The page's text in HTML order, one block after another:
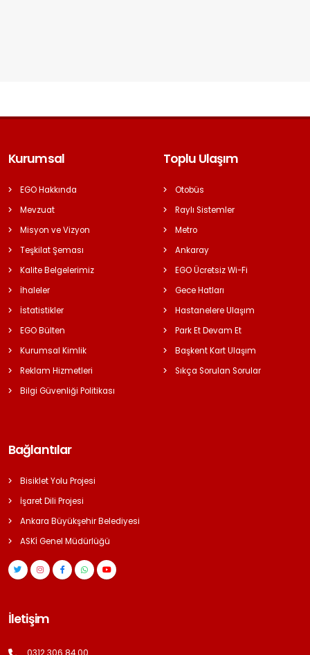
Kurumsal
EGO Hakkında
Mevzuat
Misyon ve Vizyon
Teşkilat Şeması
Kalite Belgelerimiz
İhaleler
İstatistikler
EGO Bülten
Kurumsal Kimlik
Reklam Hizmetleri
Bilgi Güvenliği Politikası
Toplu Ulaşım
Otobüs
Raylı Sistemler
Metro
Ankaray
EGO Ücretsiz Wi-Fi
Gece Hatları
Hastanelere Ulaşım
Park Et Devam Et
Başkent Kart Ulaşım
Sıkça Sorulan Sorular
Bağlantılar
Bisiklet Yolu Projesi
İşaret Dili Projesi
Ankara Büyükşehir Belediyesi
ASKİ Genel Müdürlüğü
İletişim
0312 306 84 00